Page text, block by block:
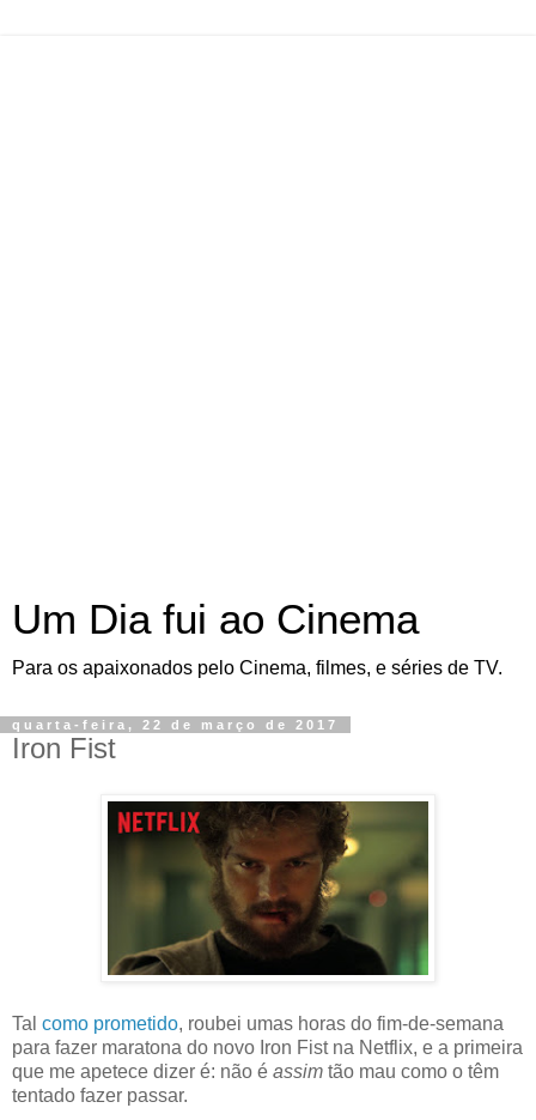
Um Dia fui ao Cinema
Para os apaixonados pelo Cinema, filmes, e séries de TV.
quarta-feira, 22 de março de 2017
Iron Fist
Tal como prometido, roubei umas horas do fim-de-semana
para fazer maratona do novo Iron Fist na Netflix, e a primeira
que me apetece dizer é: não é assim tão mau como o têm
tentado fazer passar.